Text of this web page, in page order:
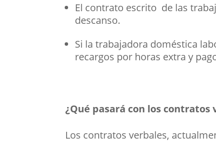
El contrato escrito de las
descanso.
Si la trabajadora doméstica
recargos por horas extra y
¿Qué pasará con los
Los contratos verbales,